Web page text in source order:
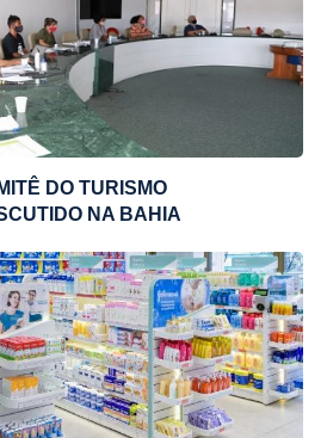
DO TURISMO
NA BAHIA